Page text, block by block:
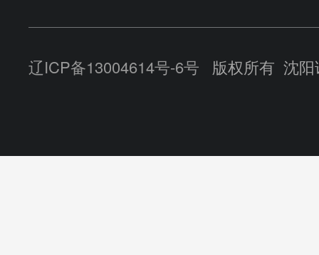
辽ICP备13004614号-6号 版权所有 沈阳